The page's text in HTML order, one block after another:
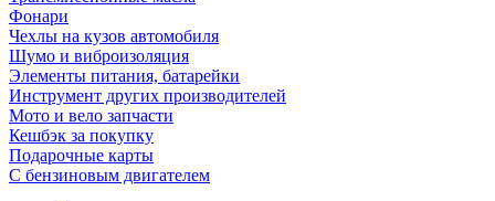
Фонари
Чехлы на кузов автомобиля
Шумо и виброизоляция
Элементы питания, батарейки
Инструмент других производителей
Мото и вело запчасти
Кешбэк за покупку
Подарочные карты
С бензиновым двигателем